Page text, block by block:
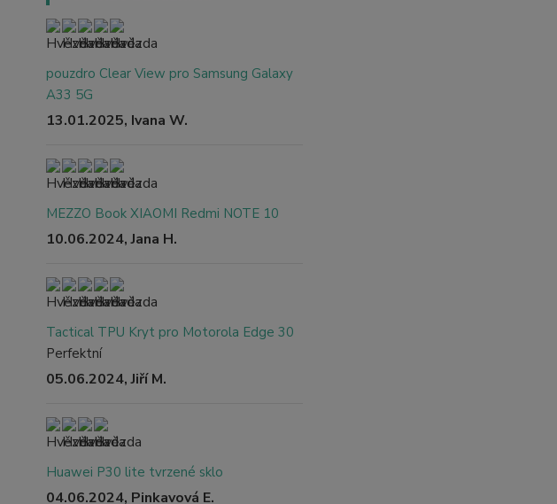
pouzdro Clear View pro Samsung Galaxy
A33 5G
13.01.2025, Ivana W.
MEZZO Book XIAOMI Redmi NOTE 10
10.06.2024, Jana H.
Tactical TPU Kryt pro Motorola Edge 30
Perfektní
05.06.2024, Jiří M.
Huawei P30 lite tvrzené sklo
04.06.2024, Pinkavová E.